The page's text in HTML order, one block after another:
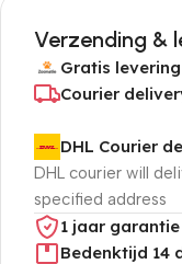
Verzending &
Gratis
Courier
DHL Courier
DHL courier will
specified address
1 jaar garantie
Bedenktijd 14